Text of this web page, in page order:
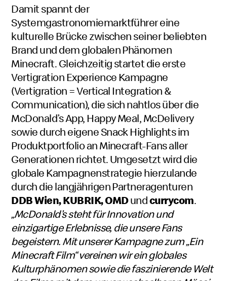
Damit spannt der
Systemgastronomiemarktführer eine
kulturelle Brücke zwischen seiner beliebten
Brand und dem globalen Phänomen
Minecraft. Gleichzeitig startet die erste
Vertigration Experience Kampagne
(Vertigration = Vertical Integration &
Communication), die sich nahtlos über die
McDonald’s App, Happy Meal, McDelivery
sowie durch eigene Snack Highlights im
Produktportfolio an Minecraft-Fans aller
Generationen richtet. Umgesetzt wird die
globale Kampagnenstrategie hierzulande
durch die langjährigen Partneragenturen
DDB Wien, KUBRIK, OMDundcurrycom.
„McDonald’s steht für Innovation und
einzigartige Erlebnisse, die unsere Fans
begeistern. Mit unserer Kampagne zum „Ein
Minecraft Film“ vereinen wir ein globales
Kulturphänomen sowie die faszinierende Welt